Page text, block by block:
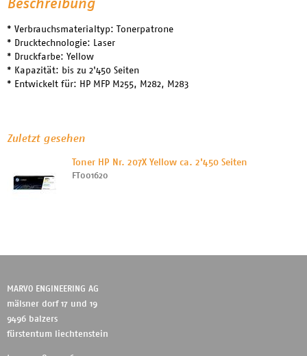
Beschreibung
* Verbrauchsmaterialtyp: Tonerpatrone
* Drucktechnologie: Laser
* Druckfarbe: Yellow
* Kapazität: bis zu 2'450 Seiten
* Entwickelt für: HP MFP M255, M282, M283
Zuletzt gesehen
Toner HP Nr. 207X Yellow ca. 2'450 Seiten
FT001620
MARVO ENGINEERING AG
mälsner dorf 17 und 19
9496 balzers
fürstentum liechtenstein